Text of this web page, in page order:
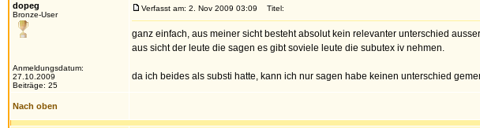
dopeg
Bronze-User
Anmeldungsdatum:
27.10.2009
Beiträge: 25
Verfasst am: 2. Nov 2009 03:09 Titel:
ganz einfach, aus meiner sicht besteht absolut kein relevanter unterschied
aus sicht der leute die sagen es gibt soviele leute die subutex iv nehmen.
da ich beides als substi hatte, kann ich nur sagen habe keinen unterschied
Nach oben